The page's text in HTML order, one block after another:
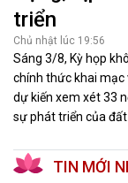
triển
Chủ nhật lúc 19:56
Sáng 3/8, Kỳ họp
chính thức khai mạc
dự kiến xem xét 33
sự phát triển của
TIN MỚI